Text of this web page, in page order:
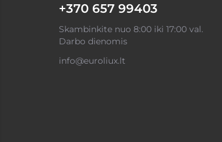
+370 657 99403
Skambinkite nuo 8:00 iki 17:00 val.
Darbo dienomis
info@euroliux.lt